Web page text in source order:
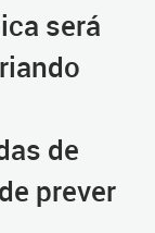
será
de
prever